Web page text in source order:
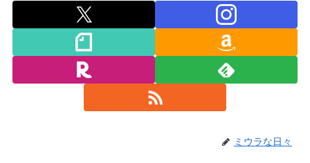
ミウラな日々